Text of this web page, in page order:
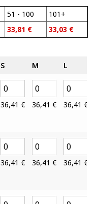
51 - 100
33,81 €
101+
33,03 €
S M L
36,41 € 36,41 € 36,41 €
36,41 € 36,41 € 36,41 €